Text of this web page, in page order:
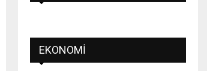
EKONOMI